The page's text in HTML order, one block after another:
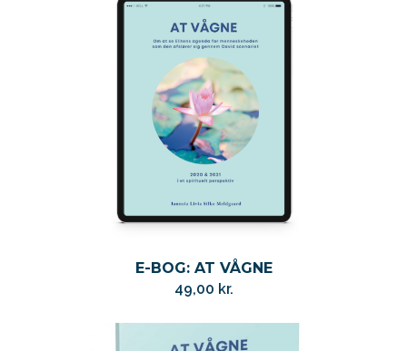
var:
990,00 kr..
er:
490,00 kr..
E-BOG: AT VÅGNE
49,00 kr.